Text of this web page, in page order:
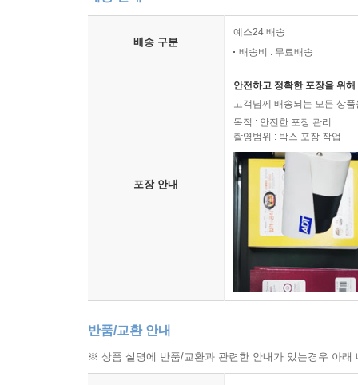
배송 구분
예스24 배송
배송비 : 무료배송
포장 안내
안전하고 정확한 포장을 위
고객님께 배송되는 모든 상
목적 : 안전한 포장 관리
촬영범위 : 박스 포장 작업
반품/교환 안내
※ 상품 설명에 반품/교환과 관련한 안내가 있는경우 아